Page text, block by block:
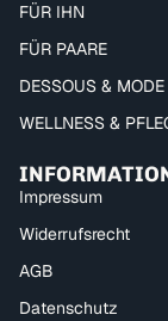
FAQ
Wofür
Sie sorgen
Penis und
oder
FÜR IHN
FÜR PAARE
DESSOUS & MODE
WELLNESS &
Impressum
Widerrufsrecht
AGB
Datenschutz